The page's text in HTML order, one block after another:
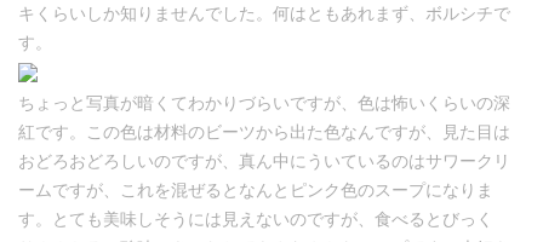
キくらいしか知りませんでした。何はともあれまず、ボルシチで
す。
ちょっと写真が暗くてわかりづらいですが、色は怖いくらいの深
紅です。この色は材料のビーツから出た色なんですが、見た目は
おどろおどろしいのですが、真ん中にういているのはサワークリ
ームですが、これを混ぜるとなんとピンク色のスープになりま
す。とても美味しそうには見えないのですが、食べるとびっく